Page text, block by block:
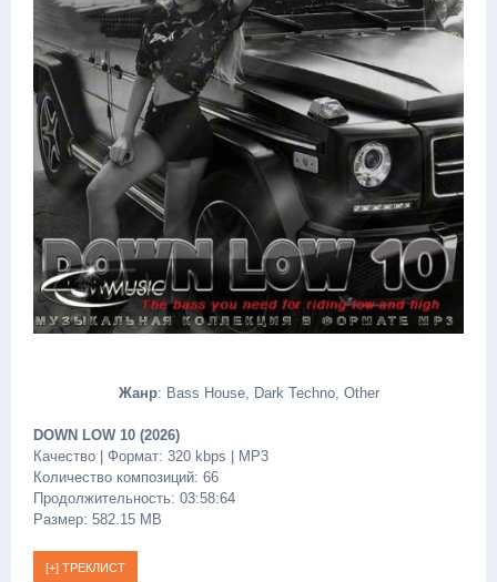
Жанр: Bass House, Dark Techno, Other
DOWN LOW 10 (2026)
Качество | Формат: 320 kbps | MP3
Количество композиций: 66
Продолжительность: 03:58:64
Размер: 582.15 MB